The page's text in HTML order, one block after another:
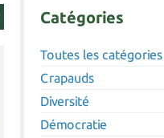
Catégories
Toutes les catégories
Crapauds
Diversité
Démocratie